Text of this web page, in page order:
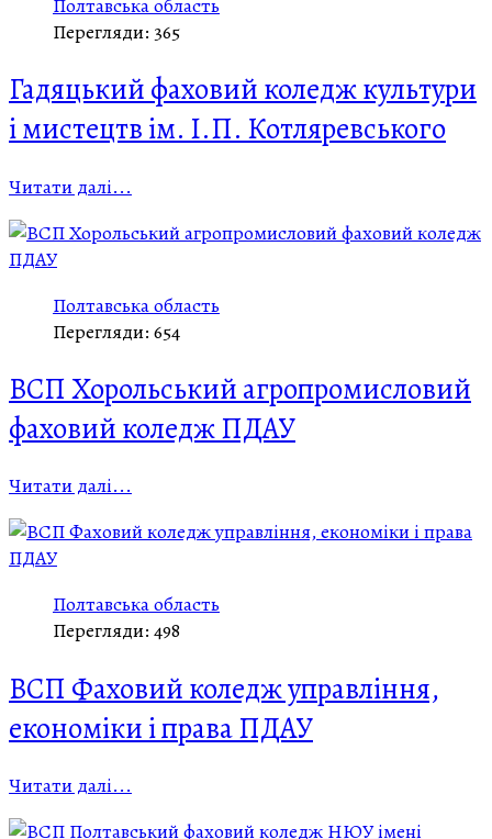
Полтавська область
Перегляди: 365
Гадяцький фаховий коледж культури
і мистецтв ім. І.П. Котляревського
Читати далі...
Полтавська область
Перегляди: 654
ВСП Хорольський агропромисловий
фаховий коледж ПДАУ
Читати далі...
Полтавська область
Перегляди: 498
ВСП Фаховий коледж управління,
економіки і права ПДАУ
Читати далі...